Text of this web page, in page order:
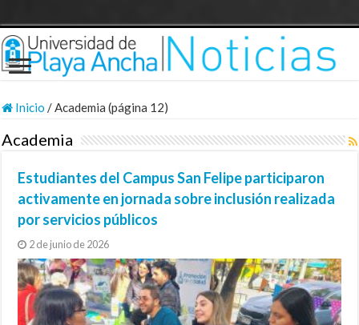
Inicio /Academia (página 12)
Academia
Estudiantes del Campus San Felipe participaron
activamente en jornada sobre inclusión realizada
por servicios públicos
2 de junio de 2026